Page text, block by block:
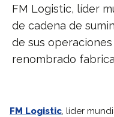
FM Logistic, líder
de cadena de
de sus
renombrado
FM Logistic, líder